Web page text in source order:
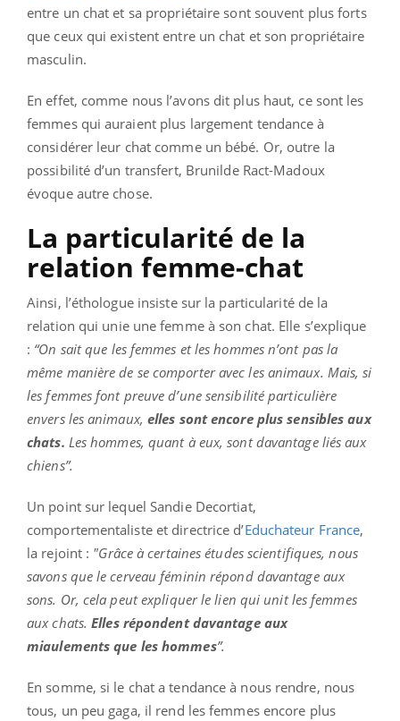
entre un chat et sa propriétaire sont souvent plus forts
que ceux qui existent entre un chat et son propriétaire
masculin.
En effet, comme nous l’avons dit plus haut, ce sont les
femmes qui auraient plus largement tendance à
considérer leur chat comme un bébé. Or, outre la
possibilité d’un transfert, Brunilde Ract-Madoux
évoque autre chose.
La particularité de la
relation femme-chat
Ainsi, l’éthologue insiste sur la particularité de la
relation qui unie une femme à son chat. Elle s’explique
: “On sait que les femmes et les hommes n’ont pas la
même manière de se comporter avec les animaux. Mais, si
les femmes font preuve d’une sensibilité particulière
envers les animaux, elles sont encore plus sensibles aux
chats. Les hommes, quant à eux, sont davantage liés aux
chiens”.
Un point sur lequel Sandie Decortiat,
comportementaliste et directrice d’Educhateur France,
la rejoint : "Grâce à certaines études scientifiques, nous
savons que le cerveau féminin répond davantage aux
sons. Or, cela peut expliquer le lien qui unit les femmes
aux chats.Elles répondent davantage aux
miaulements que les hommes”.
En somme, si le chat a tendance à nous rendre, nous
tous, un peu gaga, il rend les femmes encore plus